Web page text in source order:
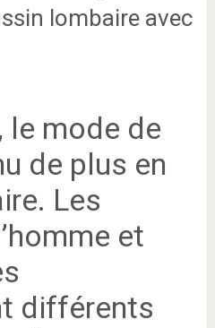
lombaire avec
le mode de
de plus en
Les
et
différents